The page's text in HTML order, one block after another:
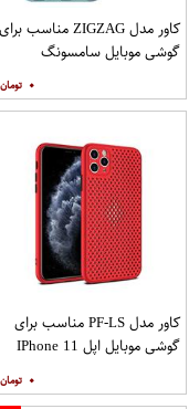
کاور مدل ZIGZAG مناسب برای
گوشی موبایل سامسونگ
همراه پایه نگهدارنده
۰
کاور مدل PF-LS مناسب برای
گوشی موبایل اپل IPhone 11
۰